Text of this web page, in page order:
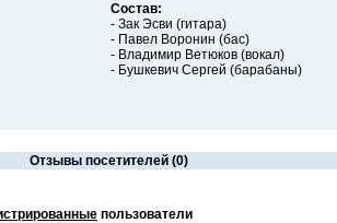
Состав:
- Зак Эсви (гитара)
- Павел Воронин (бас)
- Владимир Ветюков (вокал)
- Бушкевич Сергей (барабаны)
Отзывы посетителей (0)
пользователи